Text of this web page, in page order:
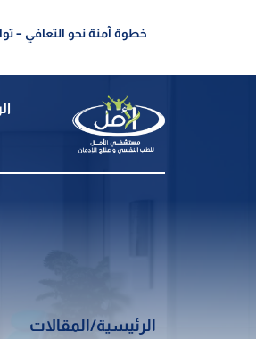
خطوة آمنة نحو التعافي –
الرئيسية/المقالات